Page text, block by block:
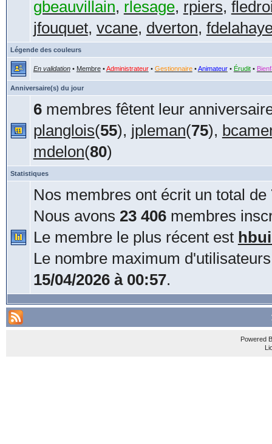
gbeauvillain, rlesage, rpiers,
jfouquet, vcane, dverton,
Légende des couleurs
En validation• Membre•Administrateur• Gestionnaire•Animateur• Érudit•
Anniversaire(s) du jour
6membres fêtent leur
planglois(55), jpleman(75),
mdelon(80)
Statistiques
Nos membres ont écrit un total de
Nous avons 23 406membres
Le membre le plus récent est
Le nombre maximum
15/04/2026 à 00:57.
Powered